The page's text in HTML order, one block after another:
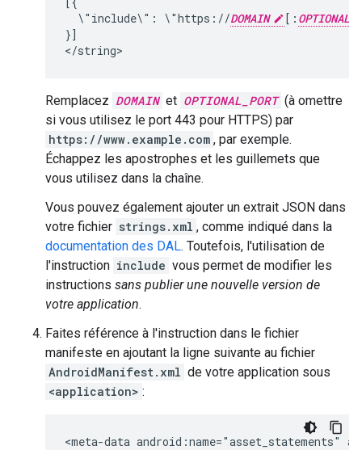
\"include\":
\"https://DOMAIN [:
}]
Remplacez DOMAIN et OPTIONAL_PORT (à omettre
si vous utilisez le port 443 pour HTTPS) par
https://www.example.com , par exemple.
Échappez les apostrophes et les guillemets que
vous utilisez dans la chaîne.
Vous pouvez également ajouter un extrait JSON dans
votre fichier strings.xml , comme indiqué dans la
documentation des DAL. Toutefois, l'utilisation de
l'instruction include vous permet de modifier les
instructions sans publier une nouvelle version de
votre application.
Faites référence à l'instruction dans le fichier
manifeste en ajoutant la ligne suivante au fichier
AndroidManifest.xml de votre application sous
<application> :
<meta-data android:name="asset_statements"